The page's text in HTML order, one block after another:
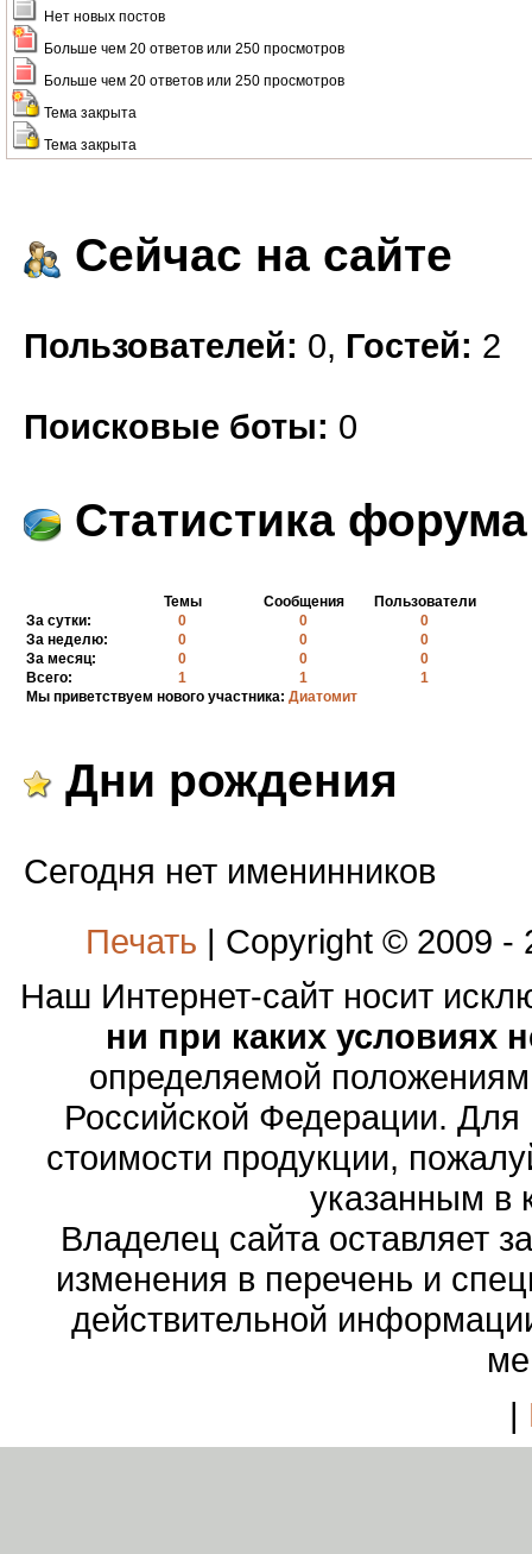
Нет новых постов
Больше чем 20 ответов или 250 просмотров
Больше чем 20 ответов или 250 просмотров
Тема закрыта
Тема закрыта
Сейчас на сайте
Пользователей: 0, Гостей: 2
Поисковые боты: 0
Статистика форума
Темы Сообщения
Пользователи
За сутки:
0 0
0
За неделю:
0 0
0
За месяц:
0 0
0
Всего:
1 1
1
Мы приветствуем нового участника: Диатомит
Дни рождения
Сегодня нет именинников
Печать | Copyright © 2009 -
Наш Интернет-сайт носит
ни при каких условиях
определяемой
Российской Федерации.
стоимости продукции,
указанным в
Владелец сайта оставляет
изменения в перечень и
действительной
|